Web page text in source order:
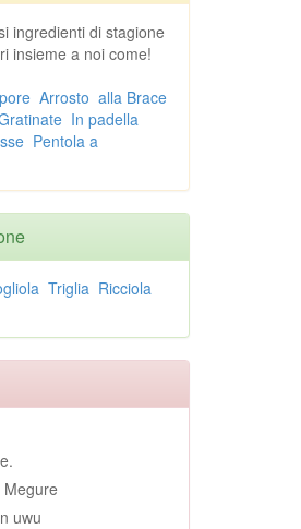
ingredienti di stagione
insieme a noi come!
Arrosto alla Brace
In padella
Pentola a
Triglia Ricciola
uwu